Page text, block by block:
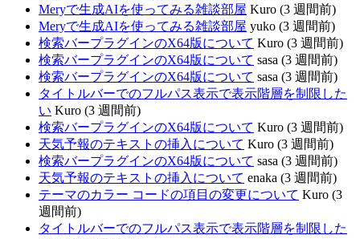
Meryで生成AIを使ってみる雑談部屋 Kuro (3 週間前)
Meryで生成AIを使ってみる雑談部屋 yuko (3 週間前)
検索バープラグインのX64版について Kuro (3 週間前)
検索バープラグインのX64版について sasa (3 週間前)
検索バープラグインのX64版について sasa (3 週間前)
タイトルバーでのフルパス表示で表示階層を制限した
い Kuro (3 週間前)
検索バープラグインのX64版について Kuro (3 週間前)
天気予報のテキストの挿入について Kuro (3 週間前)
検索バープラグインのX64版について sasa (3 週間前)
天気予報のテキストの挿入について enaka (3 週間前)
テーマのカラー コードの項目の変更について Kuro (3
週間前)
タイトルバーでのフルパス表示で表示階層を制限した